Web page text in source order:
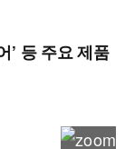
’ 등 주요 제품